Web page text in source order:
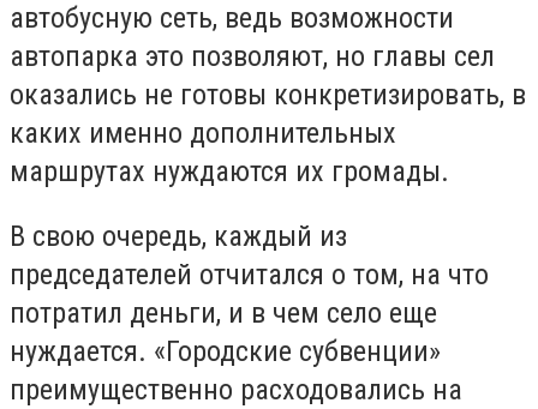
автобусную сеть, ведь возможности
автопарка это позволяют, но главы сел
оказались не готовы конкретизировать, в
каких именно дополнительных
маршрутах нуждаются их громады.
В свою очередь, каждый из
председателей отчитался о том, на что
потратил деньги, и в чем село еще
нуждается. «Городские субвенции»
преимущественно расходовались на